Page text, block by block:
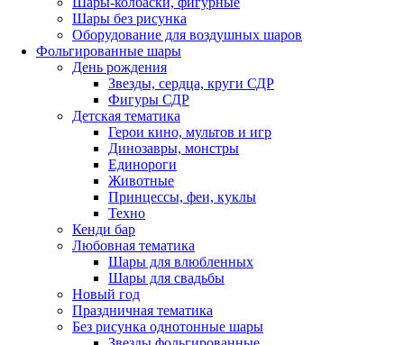
Шары без рисунка
Оборудование для воздушных шаров
Фольгированные шары
День рождения
Звезды, сердца, круги СДР
Фигуры СДР
Детская тематика
Герои кино, мультов и игр
Динозавры, монстры
Единороги
Животные
Принцессы, феи, куклы
Техно
Кенди бар
Любовная тематика
Шары для влюбленных
Шары для свадьбы
Новый год
Праздничная тематика
Без рисунка однотонные шары